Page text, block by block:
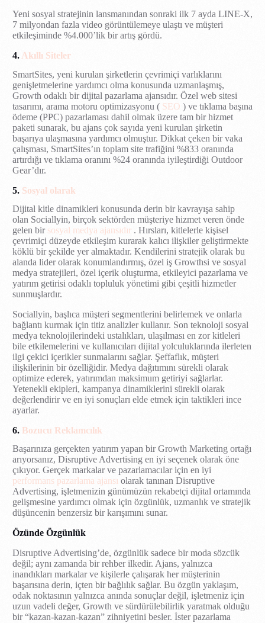
Yeni sosyal stratejinin lansmanından sonraki ilk 7 ayda LINE-X,
7 milyondan fazla video görüntülemeye ulaştı ve müşteri
etkileşiminde %4.000’lik bir artış gördü.
4.Akıllı Siteler
SmartSites, yeni kurulan şirketlerin çevrimiçi varlıklarını
genişletmelerine yardımcı olma konusunda uzmanlaşmış,
Growth odaklı bir dijital pazarlama ajansıdır. Özel web sitesi
tasarımı, arama motoru optimizasyonu ( SEO ) ve tıklama başına
ödeme (PPC) pazarlaması dahil olmak üzere tam bir hizmet
paketi sunarak, bu ajans çok sayıda yeni kurulan şirketin
başarıya ulaşmasına yardımcı olmuştur. Dikkat çeken bir vaka
çalışması, SmartSites’ın toplam site trafiğini %833 oranında
artırdığı ve tıklama oranını %24 oranında iyileştirdiği Outdoor
Gear’dır.
5. Sosyal olarak
Dijital kitle dinamikleri konusunda derin bir kavrayışa sahip
olan Sociallyin, birçok sektörden müşteriye hizmet veren önde
gelen bir sosyal medya ajansıdır. Hırsları, kitlelerle kişisel
çevrimiçi düzeyde etkileşim kurarak kalıcı ilişkiler geliştirmekte
köklü bir şekilde yer almaktadır. Kendilerini stratejik olarak bu
alanda lider olarak konumlandırmış, özel iş Growthsi ve sosyal
medya stratejileri, özel içerik oluşturma, etkileyici pazarlama ve
yatırım getirisi odaklı topluluk yönetimi gibi çeşitli hizmetler
sunmuşlardır.
Sociallyin, başlıca müşteri segmentlerini belirlemek ve onlarla
bağlantı kurmak için titiz analizler kullanır. Son teknoloji sosyal
medya teknolojilerindeki ustalıkları, ulaşılması en zor kitleleri
bile etkilemelerini ve kullanıcıları dijital yolculuklarında ilerleten
ilgi çekici içerikler sunmalarını sağlar. Şeffaflık, müşteri
ilişkilerinin bir özelliğidir. Medya dağıtımını sürekli olarak
optimize ederek, yatırımdan maksimum getiriyi sağlarlar.
Yetenekli ekipleri, kampanya dinamiklerini sürekli olarak
değerlendirir ve en iyi sonuçları elde etmek için taktikleri ince
ayarlar.
6. Bozucu Reklamcılık
Başarınıza gerçekten yatırım yapan bir Growth Marketing ortağı
arıyorsanız, Disruptive Advertising en iyi seçenek olarak öne
çıkıyor. Gerçek markalar ve pazarlamacılar için en iyi
performans pazarlama ajansı olarak tanınan Disruptive
Advertising, işletmenizin günümüzün rekabetçi dijital ortamında
gelişmesine yardımcı olmak için özgünlük, uzmanlık ve stratejik
düşüncenin benzersiz bir karışımını sunar.
Özünde Özgünlük
Disruptive Advertising’de, özgünlük sadece bir moda sözcük
değil; aynı zamanda bir rehber ilkedir. Ajans, yalnızca
inandıkları markalar ve kişilerle çalışarak her müşterinin
başarısına derin, içten bir bağlılık sağlar. Bu özgün yaklaşım,
odak noktasının yalnızca anında sonuçlar değil, işletmeniz için
uzun vadeli değer, Growth ve sürdürülebilirlik yaratmak olduğu
bir “kazan-kazan-kazan” zihniyetini besler. İster pazarlama